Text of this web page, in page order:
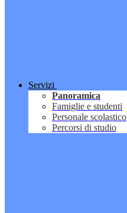
Servizi
Panoramica
Famiglie e studenti
Personale scolastico
Percorsi di studio